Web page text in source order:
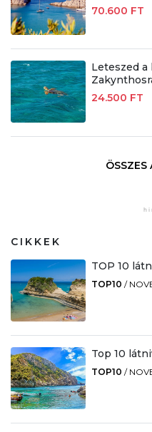
70.600 FT
Leteszed a
24.500 FT
ÖSSZES
CIKKEK
TOP 10
TOP10 /
Top 10
TOP10 /